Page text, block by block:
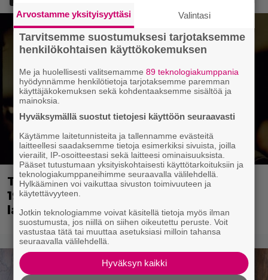
Tänään tv:ssä: Loistoleffa vuodelta
1999 – Stephen King ja Tom Hanks
laadun takeina
Arvostamme yksityisyyttäsi Valintasi
Tarvitsemme suostumuksesi tarjotaksemme
henkilökohtaisen käyttökokemuksen
Me ja huolellisesti valitsemamme89 teknologiakumppania
hyödynnämme henkilötietoja tarjotaksemme paremman
käyttäjäkokemuksen sekä kohdentaaksemme sisältöä ja
mainoksia.
Hyväksymällä suostut tietojesi käyttöön seuraavasti
Käytämme laitetunnisteita ja tallennamme evästeitä
laitteellesi saadaksemme tietoja esimerkiksi sivuista, joilla
vierailit, IP-osoitteestasi sekä laitteesi ominaisuuksista.
Pääset tutustumaan yksityiskohtaisesti käyttötarkoituksiin ja
teknologiakumppaneihimme seuraavalla välilehdellä.
Hylkääminen voi vaikuttaa sivuston toimivuuteen ja
käytettävyyteen.
Jotkin teknologiamme voivat käsitellä tietoja myös ilman
suostumusta, jos niillä on siihen oikeutettu peruste. Voit
vastustaa tätä tai muuttaa asetuksiasi milloin tahansa
seuraavalla välilehdellä.
Hyväksyn kaikki